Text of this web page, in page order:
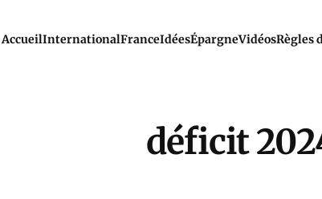
AccueilInternationalFranceIdéesÉpargneVidéosRègles
déficit